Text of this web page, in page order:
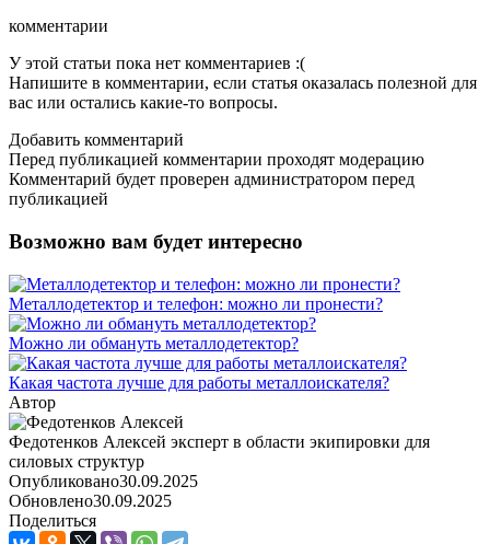
комментарии
У этой статьи пока нет комментариев :(
Напишите в комментарии, если статья оказалась полезной для
вас или остались какие-то вопросы.
Добавить комментарий
Перед публикацией комментарии проходят модерацию
Комментарий будет проверен администратором перед
публикацией
Возможно вам будет интересно
Металлодетектор и телефон: можно ли пронести?
Можно ли обмануть металлодетектор?
Какая частота лучше для работы металлоискателя?
Автор
Федотенков Алексей эксперт в области экипировки для
силовых структур
Опубликовано30.09.2025
Обновлено30.09.2025
Поделиться